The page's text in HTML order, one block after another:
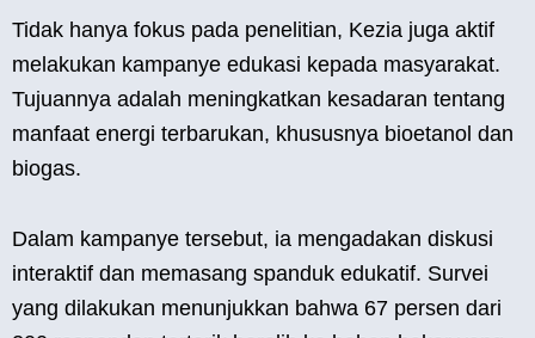
Tidak hanya fokus pada penelitian, Kezia juga aktif
melakukan kampanye edukasi kepada masyarakat.
Tujuannya adalah meningkatkan kesadaran tentang
manfaat energi terbarukan, khususnya bioetanol dan
biogas.
Dalam kampanye tersebut, ia mengadakan diskusi
interaktif dan memasang spanduk edukatif. Survei
yang dilakukan menunjukkan bahwa 67 persen dari